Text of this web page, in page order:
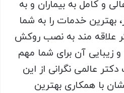
و کامل به بیماران و به
بهترین خدمات را به شما
علاقه مند به نصب روکش
آن برای شما مهم
عالمی نگرانی از این
با همکاری بهترین